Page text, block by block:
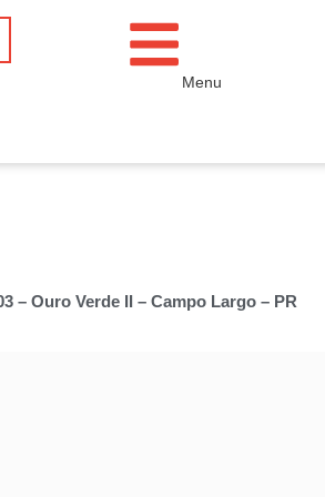
Menu
– Ouro Verde II – Campo Largo – PR